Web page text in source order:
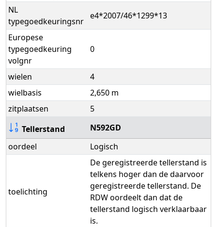
NL
typegoedkeuringsnr
e4*2007/46*1299*13
Europese
typegoedkeuring
volgnr
0
wielen
4
wielbasis
2,650 m
zitplaatsen
5
Tellerstand
N592GD
oordeel
Logisch
toelichting
De geregistreerde tellerstand is
telkens hoger dan de daarvoor
geregistreerde tellerstand. De
RDW oordeelt dan dat de
tellerstand logisch verklaarbaar
is.